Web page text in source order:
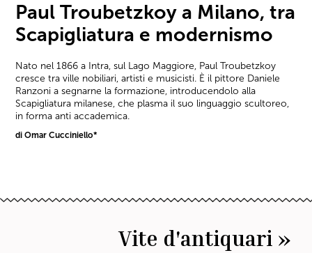
Paul Troubetzkoy a Milano, tra
Scapigliatura e modernismo
Nato nel 1866 a Intra, sul Lago Maggiore, Paul Troubetzkoy
cresce tra ville nobiliari, artisti e musicisti. È il pittore Daniele
Ranzoni a segnarne la formazione, introducendolo alla
Scapigliatura milanese, che plasma il suo linguaggio scultoreo,
in forma anti accademica.
di Omar Cucciniello*
Vite d'antiquari »